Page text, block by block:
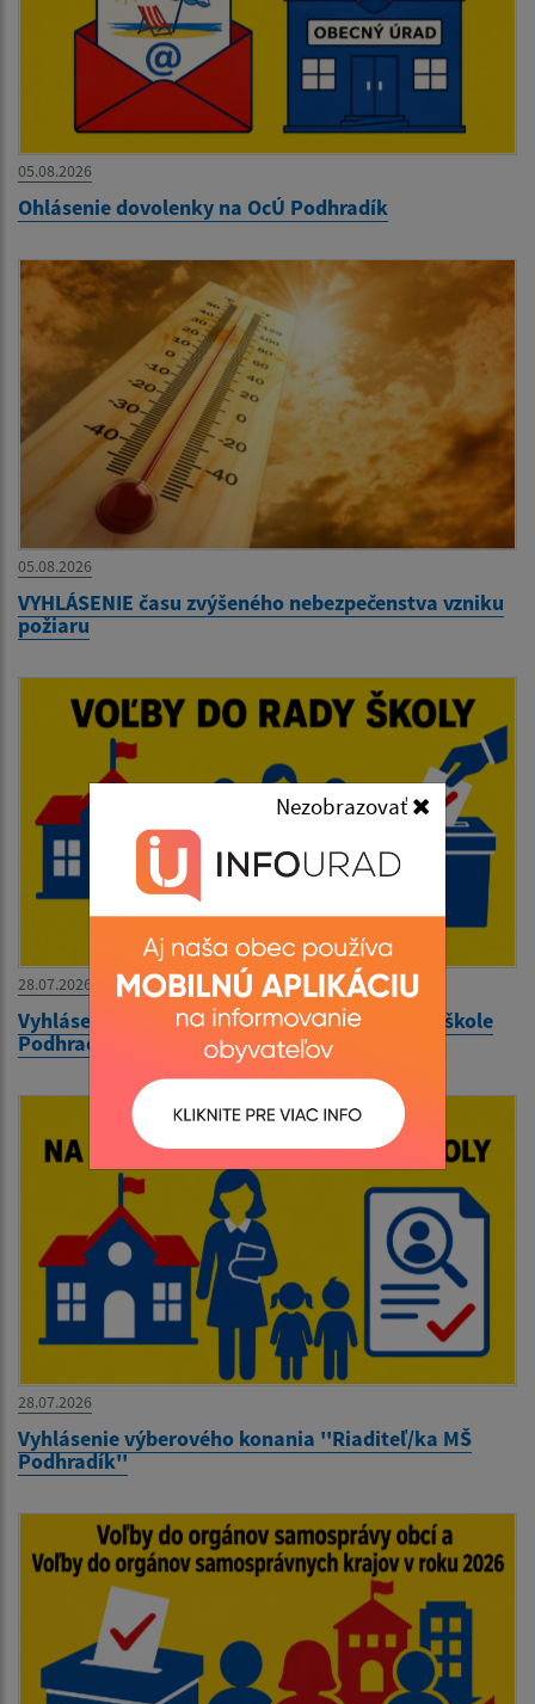
Nezobrazovať
05.08.2026
Ohlásenie dovolenky na OcÚ Podhradík
05.08.2026
VYHLÁSENIE času zvýšeného nebezpečenstva vzniku
požiaru
28.07.2026
Vyhlásenie volieb do rady školy pri Materskej škole
Podhradík
28.07.2026
Vyhlásenie výberového konania ''Riaditeľ/ka MŠ
Podhradík''